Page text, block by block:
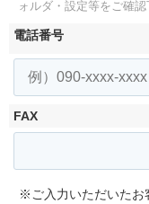
ォルダ・設定等をご確認
電話番号
FAX
※ご入力いただいたお